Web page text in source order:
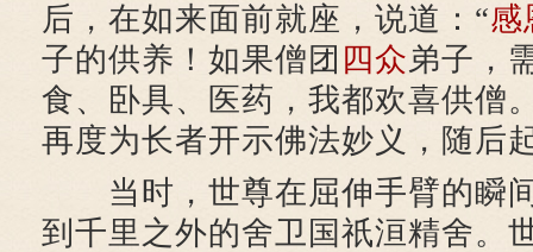
后，在如来面前就座，说道：“感
子的供养！如果僧团 四众弟子，
食、卧具、医药，我都欢喜供僧
再度为长者开示佛法妙义，随后
当时，世尊在屈伸手臂的瞬
到千里之外的舍卫国祇洹精舍。